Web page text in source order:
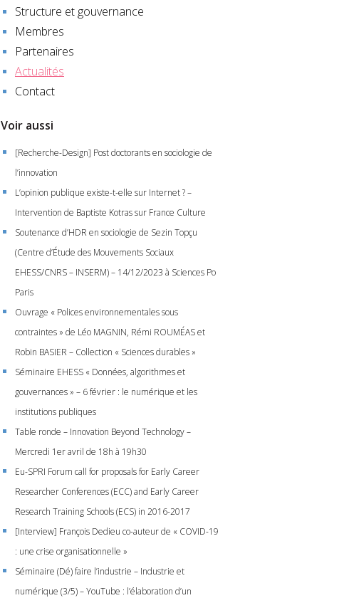
Structure et gouvernance
Membres
Partenaires
Actualités
Contact
Voir aussi
[Recherche-Design] Post doctorants en sociologie de
l’innovation
L’opinion publique existe-t-elle sur Internet ? –
Intervention de Baptiste Kotras sur France Culture
Soutenance d’HDR en sociologie de Sezin Topçu
(Centre d’Étude des Mouvements Sociaux
EHESS/CNRS – INSERM) – 14/12/2023 à Sciences Po
Paris
Ouvrage « Polices environnementales sous
contraintes » de Léo MAGNIN, Rémi ROUMÉAS et
Robin BASIER – Collection « Sciences durables »
Séminaire EHESS « Données, algorithmes et
gouvernances » – 6 février : le numérique et les
institutions publiques
Table ronde – Innovation Beyond Technology –
Mercredi 1er avril de 18h à 19h30
Eu-SPRI Forum call for proposals for Early Career
Researcher Conferences (ECC) and Early Career
Research Training Schools (ECS) in 2016-2017
[Interview] François Dedieu co-auteur de « COVID-19
: une crise organisationnelle »
Séminaire (Dé) faire l’industrie – Industrie et
numérique (3/5) – YouTube : l’élaboration d’un